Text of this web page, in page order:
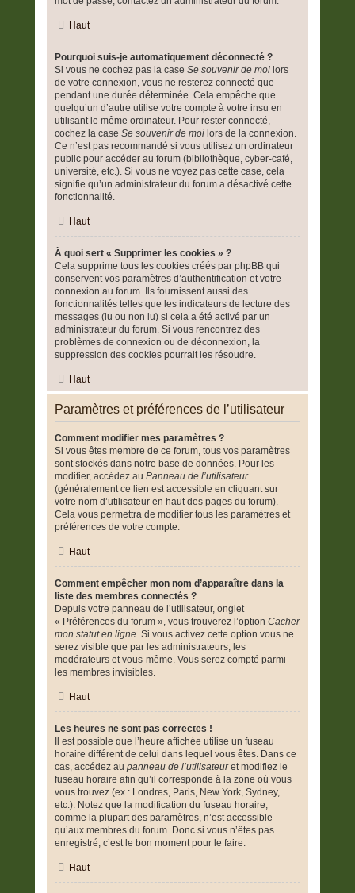
Haut
Pourquoi suis-je automatiquement déconnecté ?
Si vous ne cochez pas la case Se souvenir de moi lors
de votre connexion, vous ne resterez connecté que
pendant une durée déterminée. Cela empêche que
quelqu’un d’autre utilise votre compte à votre insu en
utilisant le même ordinateur. Pour rester connecté,
cochez la case Se souvenir de moi lors de la connexion.
Ce n’est pas recommandé si vous utilisez un ordinateur
public pour accéder au forum (bibliothèque, cyber-café,
université, etc.). Si vous ne voyez pas cette case, cela
signifie qu’un administrateur du forum a désactivé cette
fonctionnalité.
Haut
À quoi sert « Supprimer les cookies » ?
Cela supprime tous les cookies créés par phpBB qui
conservent vos paramètres d’authentification et votre
connexion au forum. Ils fournissent aussi des
fonctionnalités telles que les indicateurs de lecture des
messages (lu ou non lu) si cela a été activé par un
administrateur du forum. Si vous rencontrez des
problèmes de connexion ou de déconnexion, la
suppression des cookies pourrait les résoudre.
Haut
Paramètres et préférences de l’utilisateur
Comment modifier mes paramètres ?
Si vous êtes membre de ce forum, tous vos paramètres
sont stockés dans notre base de données. Pour les
modifier, accédez au Panneau de l’utilisateur
(généralement ce lien est accessible en cliquant sur
votre nom d’utilisateur en haut des pages du forum).
Cela vous permettra de modifier tous les paramètres et
préférences de votre compte.
Haut
Comment empêcher mon nom d’apparaître dans la
liste des membres connectés ?
Depuis votre panneau de l’utilisateur, onglet
« Préférences du forum », vous trouverez l’option Cacher
mon statut en ligne. Si vous activez cette option vous ne
serez visible que par les administrateurs, les
modérateurs et vous-même. Vous serez compté parmi
les membres invisibles.
Haut
Les heures ne sont pas correctes !
Il est possible que l’heure affichée utilise un fuseau
horaire différent de celui dans lequel vous êtes. Dans ce
cas, accédez au panneau de l’utilisateuret modifiez le
fuseau horaire afin qu’il corresponde à la zone où vous
vous trouvez (ex : Londres, Paris, New York, Sydney,
etc.). Notez que la modification du fuseau horaire,
comme la plupart des paramètres, n’est accessible
qu’aux membres du forum. Donc si vous n’êtes pas
enregistré, c’est le bon moment pour le faire.
Haut